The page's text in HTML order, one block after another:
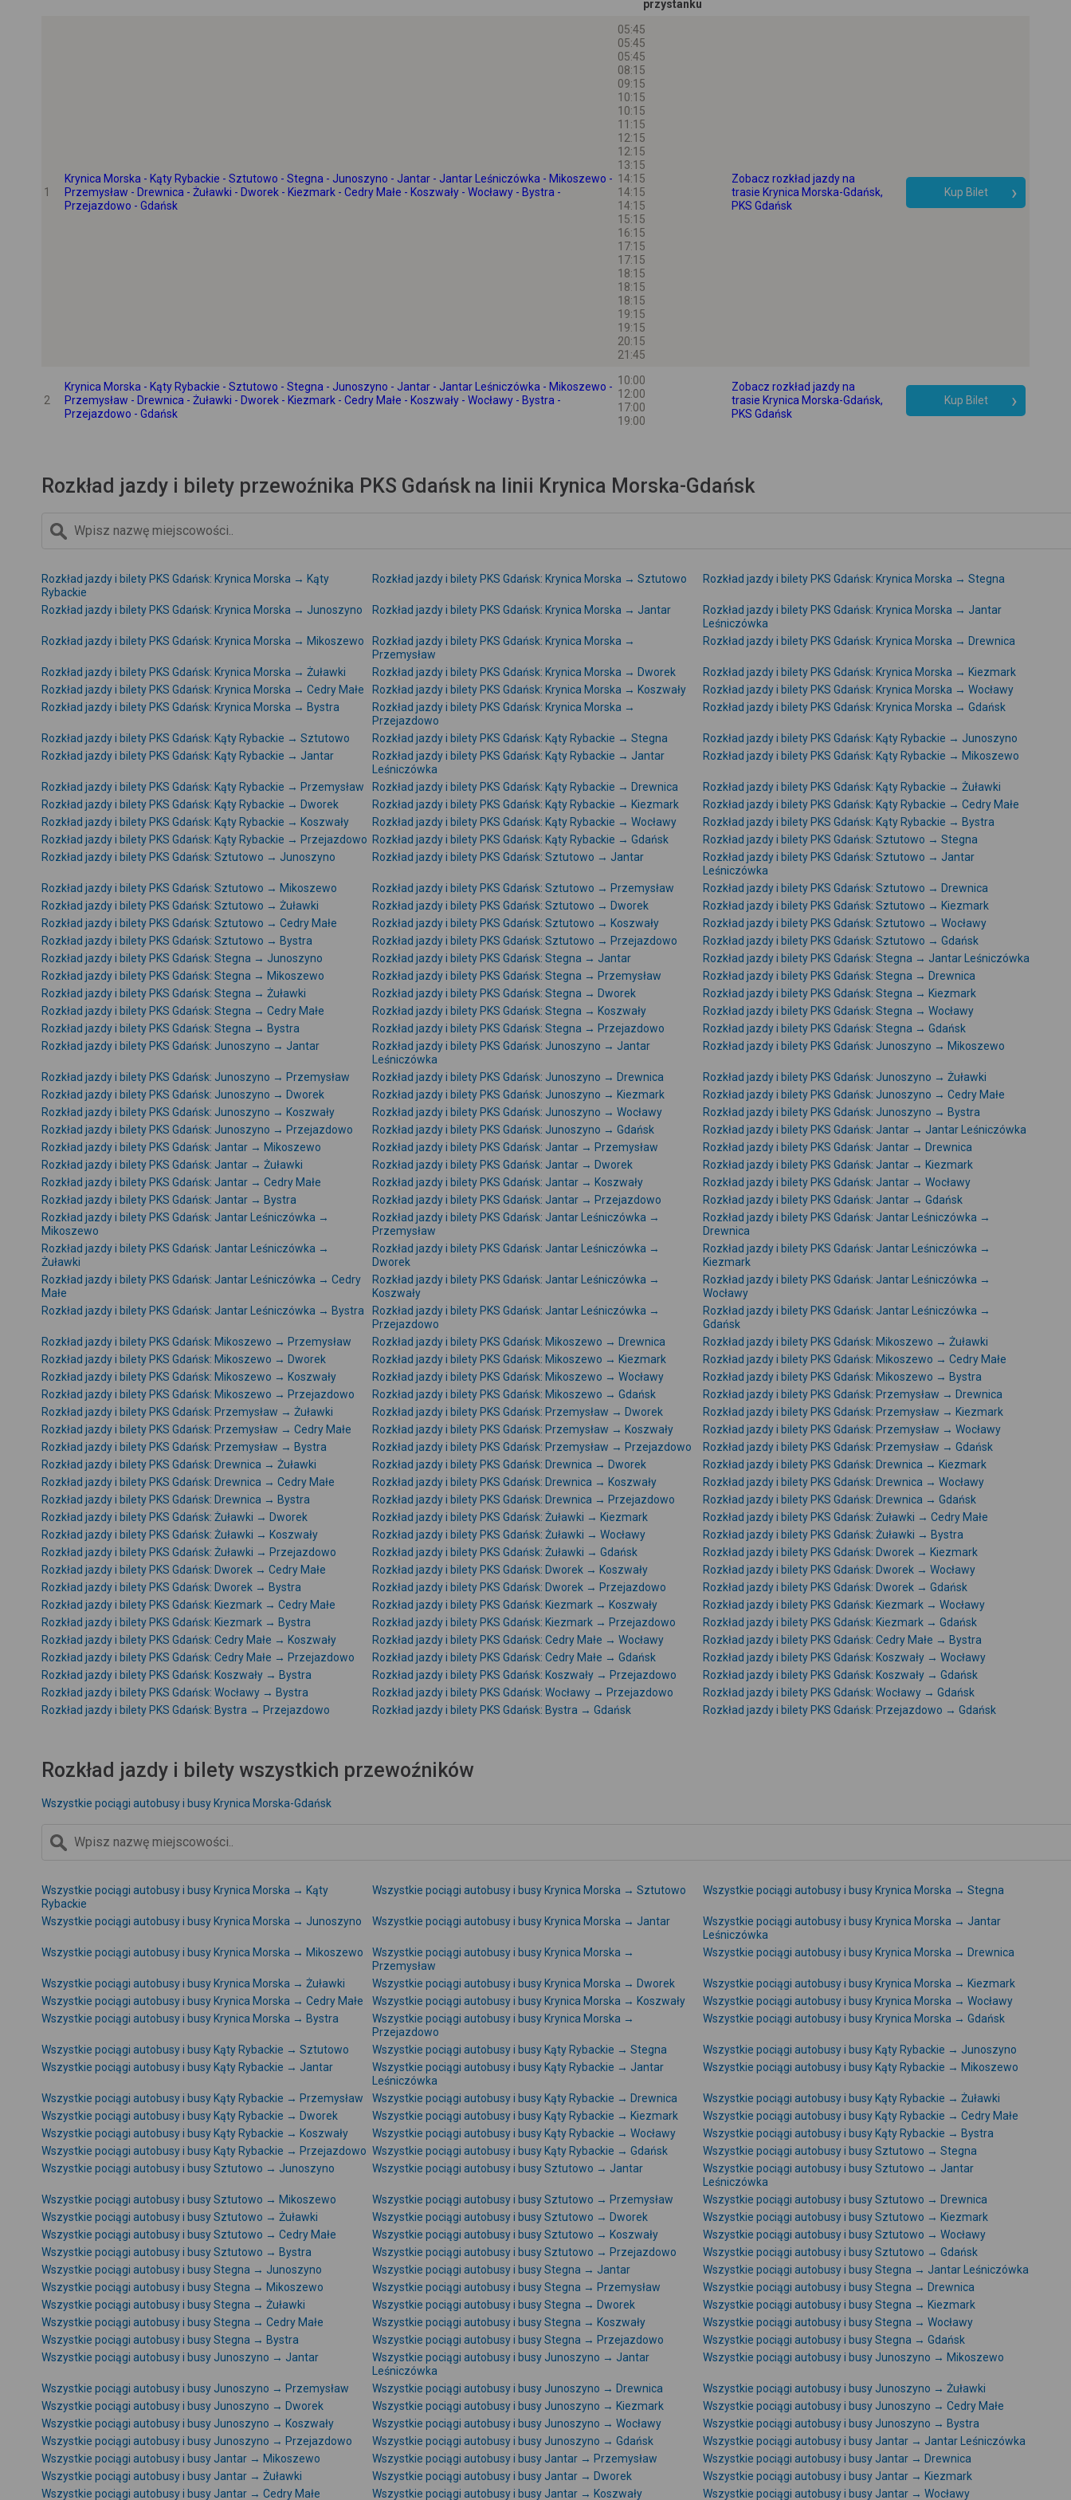
przystanku
1
Krynica Morska - Kąty Rybackie - Sztutowo - Stegna - Junoszyno - Jantar - Jantar Leśniczówka - Mikoszewo -
Przemysław - Drewnica - Żuławki - Dworek - Kiezmark - Cedry Małe - Koszwały - Wocławy - Bystra -
Przejazdowo - Gdańsk
05:45
05:45
05:45
08:15
09:15
10:15
10:15
11:15
12:15
12:15
13:15
14:15
14:15
14:15
15:15
16:15
17:15
17:15
18:15
18:15
18:15
19:15
19:15
20:15
21:45
Zobacz rozkład jazdy na
trasie Krynica Morska-Gdańsk,
PKS Gdańsk
Kup Bilet
2
Krynica Morska - Kąty Rybackie - Sztutowo - Stegna - Junoszyno - Jantar - Jantar Leśniczówka - Mikoszewo -
Przemysław - Drewnica - Żuławki - Dworek - Kiezmark - Cedry Małe - Koszwały - Wocławy - Bystra -
Przejazdowo - Gdańsk
10:00
12:00
17:00
19:00
Zobacz rozkład jazdy na
trasie Krynica Morska-Gdańsk,
PKS Gdańsk
Kup Bilet
Rozkład jazdy i bilety przewoźnika PKS Gdańsk na linii Krynica Morska-Gdańsk
Rozkład jazdy i bilety PKS Gdańsk: Krynica Morska → Kąty
Rybackie
Rozkład jazdy i bilety PKS Gdańsk: Krynica Morska → Sztutowo Rozkład jazdy i bilety PKS Gdańsk: Krynica Morska → Stegna
Rozkład jazdy i bilety PKS Gdańsk: Krynica Morska → Junoszyno Rozkład jazdy i bilety PKS Gdańsk: Krynica Morska → Jantar
Rozkład jazdy i bilety PKS Gdańsk: Krynica Morska → Jantar
Leśniczówka
Rozkład jazdy i bilety PKS Gdańsk: Krynica Morska → Mikoszewo
Rozkład jazdy i bilety PKS Gdańsk: Krynica Morska →
Przemysław
Rozkład jazdy i bilety PKS Gdańsk: Krynica Morska → Drewnica
Rozkład jazdy i bilety PKS Gdańsk: Krynica Morska → Żuławki Rozkład jazdy i bilety PKS Gdańsk: Krynica Morska → Dworek
Rozkład jazdy i bilety PKS Gdańsk: Krynica Morska → Kiezmark
Rozkład jazdy i bilety PKS Gdańsk: Krynica Morska → Cedry Małe
Rozkład jazdy i bilety PKS Gdańsk: Krynica Morska → Koszwały
Rozkład jazdy i bilety PKS Gdańsk: Krynica Morska → Wocławy
Rozkład jazdy i bilety PKS Gdańsk: Krynica Morska → Bystra
Rozkład jazdy i bilety PKS Gdańsk: Krynica Morska →
Przejazdowo
Rozkład jazdy i bilety PKS Gdańsk: Krynica Morska → Gdańsk
Rozkład jazdy i bilety PKS Gdańsk: Kąty Rybackie → Sztutowo Rozkład jazdy i bilety PKS Gdańsk: Kąty Rybackie → Stegna
Rozkład jazdy i bilety PKS Gdańsk: Kąty Rybackie → Junoszyno
Rozkład jazdy i bilety PKS Gdańsk: Kąty Rybackie → Jantar
Rozkład jazdy i bilety PKS Gdańsk: Kąty Rybackie → Jantar
Leśniczówka
Rozkład jazdy i bilety PKS Gdańsk: Kąty Rybackie → Mikoszewo
Rozkład jazdy i bilety PKS Gdańsk: Kąty Rybackie → Przemysław Rozkład jazdy i bilety PKS Gdańsk: Kąty Rybackie → Drewnica
Rozkład jazdy i bilety PKS Gdańsk: Kąty Rybackie → Żuławki
Rozkład jazdy i bilety PKS Gdańsk: Kąty Rybackie → Dworek
Rozkład jazdy i bilety PKS Gdańsk: Kąty Rybackie → Kiezmark
Rozkład jazdy i bilety PKS Gdańsk: Kąty Rybackie → Cedry Małe
Rozkład jazdy i bilety PKS Gdańsk: Kąty Rybackie → Koszwały
Rozkład jazdy i bilety PKS Gdańsk: Kąty Rybackie → Wocławy
Rozkład jazdy i bilety PKS Gdańsk: Kąty Rybackie → Bystra
Rozkład jazdy i bilety PKS Gdańsk: Kąty Rybackie → Przejazdowo Rozkład jazdy i bilety PKS Gdańsk: Kąty Rybackie → Gdańsk
Rozkład jazdy i bilety PKS Gdańsk: Sztutowo → Stegna
Rozkład jazdy i bilety PKS Gdańsk: Sztutowo → Junoszyno
Rozkład jazdy i bilety PKS Gdańsk: Sztutowo → Jantar
Rozkład jazdy i bilety PKS Gdańsk: Sztutowo → Jantar
Leśniczówka
Rozkład jazdy i bilety PKS Gdańsk: Sztutowo → Mikoszewo
Rozkład jazdy i bilety PKS Gdańsk: Sztutowo → Przemysław
Rozkład jazdy i bilety PKS Gdańsk: Sztutowo → Drewnica
Rozkład jazdy i bilety PKS Gdańsk: Sztutowo → Żuławki
Rozkład jazdy i bilety PKS Gdańsk: Sztutowo → Dworek
Rozkład jazdy i bilety PKS Gdańsk: Sztutowo → Kiezmark
Rozkład jazdy i bilety PKS Gdańsk: Sztutowo → Cedry Małe
Rozkład jazdy i bilety PKS Gdańsk: Sztutowo → Koszwały
Rozkład jazdy i bilety PKS Gdańsk: Sztutowo → Wocławy
Rozkład jazdy i bilety PKS Gdańsk: Sztutowo → Bystra
Rozkład jazdy i bilety PKS Gdańsk: Sztutowo → Przejazdowo
Rozkład jazdy i bilety PKS Gdańsk: Sztutowo → Gdańsk
Rozkład jazdy i bilety PKS Gdańsk: Stegna → Junoszyno
Rozkład jazdy i bilety PKS Gdańsk: Stegna → Jantar
Rozkład jazdy i bilety PKS Gdańsk: Stegna → Jantar Leśniczówka
Rozkład jazdy i bilety PKS Gdańsk: Stegna → Mikoszewo
Rozkład jazdy i bilety PKS Gdańsk: Stegna → Przemysław
Rozkład jazdy i bilety PKS Gdańsk: Stegna → Drewnica
Rozkład jazdy i bilety PKS Gdańsk: Stegna → Żuławki
Rozkład jazdy i bilety PKS Gdańsk: Stegna → Dworek
Rozkład jazdy i bilety PKS Gdańsk: Stegna → Kiezmark
Rozkład jazdy i bilety PKS Gdańsk: Stegna → Cedry Małe
Rozkład jazdy i bilety PKS Gdańsk: Stegna → Koszwały
Rozkład jazdy i bilety PKS Gdańsk: Stegna → Wocławy
Rozkład jazdy i bilety PKS Gdańsk: Stegna → Bystra
Rozkład jazdy i bilety PKS Gdańsk: Stegna → Przejazdowo
Rozkład jazdy i bilety PKS Gdańsk: Stegna → Gdańsk
Rozkład jazdy i bilety PKS Gdańsk: Junoszyno → Jantar
Rozkład jazdy i bilety PKS Gdańsk: Junoszyno → Jantar
Leśniczówka
Rozkład jazdy i bilety PKS Gdańsk: Junoszyno → Mikoszewo
Rozkład jazdy i bilety PKS Gdańsk: Junoszyno → Przemysław Rozkład jazdy i bilety PKS Gdańsk: Junoszyno → Drewnica
Rozkład jazdy i bilety PKS Gdańsk: Junoszyno → Żuławki
Rozkład jazdy i bilety PKS Gdańsk: Junoszyno → Dworek
Rozkład jazdy i bilety PKS Gdańsk: Junoszyno → Kiezmark
Rozkład jazdy i bilety PKS Gdańsk: Junoszyno → Cedry Małe
Rozkład jazdy i bilety PKS Gdańsk: Junoszyno → Koszwały
Rozkład jazdy i bilety PKS Gdańsk: Junoszyno → Wocławy
Rozkład jazdy i bilety PKS Gdańsk: Junoszyno → Bystra
Rozkład jazdy i bilety PKS Gdańsk: Junoszyno → Przejazdowo
Rozkład jazdy i bilety PKS Gdańsk: Junoszyno → Gdańsk
Rozkład jazdy i bilety PKS Gdańsk: Jantar → Jantar Leśniczówka
Rozkład jazdy i bilety PKS Gdańsk: Jantar → Mikoszewo
Rozkład jazdy i bilety PKS Gdańsk: Jantar → Przemysław
Rozkład jazdy i bilety PKS Gdańsk: Jantar → Drewnica
Rozkład jazdy i bilety PKS Gdańsk: Jantar → Żuławki
Rozkład jazdy i bilety PKS Gdańsk: Jantar → Dworek
Rozkład jazdy i bilety PKS Gdańsk: Jantar → Kiezmark
Rozkład jazdy i bilety PKS Gdańsk: Jantar → Cedry Małe
Rozkład jazdy i bilety PKS Gdańsk: Jantar → Koszwały
Rozkład jazdy i bilety PKS Gdańsk: Jantar → Wocławy
Rozkład jazdy i bilety PKS Gdańsk: Jantar → Bystra
Rozkład jazdy i bilety PKS Gdańsk: Jantar → Przejazdowo
Rozkład jazdy i bilety PKS Gdańsk: Jantar → Gdańsk
Rozkład jazdy i bilety PKS Gdańsk: Jantar Leśniczówka →
Mikoszewo
Rozkład jazdy i bilety PKS Gdańsk: Jantar Leśniczówka →
Przemysław
Rozkład jazdy i bilety PKS Gdańsk: Jantar Leśniczówka →
Drewnica
Rozkład jazdy i bilety PKS Gdańsk: Jantar Leśniczówka →
Żuławki
Rozkład jazdy i bilety PKS Gdańsk: Jantar Leśniczówka →
Dworek
Rozkład jazdy i bilety PKS Gdańsk: Jantar Leśniczówka →
Kiezmark
Rozkład jazdy i bilety PKS Gdańsk: Jantar Leśniczówka → Cedry
Małe
Rozkład jazdy i bilety PKS Gdańsk: Jantar Leśniczówka →
Koszwały
Rozkład jazdy i bilety PKS Gdańsk: Jantar Leśniczówka →
Wocławy
Rozkład jazdy i bilety PKS Gdańsk: Jantar Leśniczówka → Bystra
Rozkład jazdy i bilety PKS Gdańsk: Jantar Leśniczówka →
Przejazdowo
Rozkład jazdy i bilety PKS Gdańsk: Jantar Leśniczówka →
Gdańsk
Rozkład jazdy i bilety PKS Gdańsk: Mikoszewo → Przemysław
Rozkład jazdy i bilety PKS Gdańsk: Mikoszewo → Drewnica
Rozkład jazdy i bilety PKS Gdańsk: Mikoszewo → Żuławki
Rozkład jazdy i bilety PKS Gdańsk: Mikoszewo → Dworek
Rozkład jazdy i bilety PKS Gdańsk: Mikoszewo → Kiezmark
Rozkład jazdy i bilety PKS Gdańsk: Mikoszewo → Cedry Małe
Rozkład jazdy i bilety PKS Gdańsk: Mikoszewo → Koszwały
Rozkład jazdy i bilety PKS Gdańsk: Mikoszewo → Wocławy
Rozkład jazdy i bilety PKS Gdańsk: Mikoszewo → Bystra
Rozkład jazdy i bilety PKS Gdańsk: Mikoszewo → Przejazdowo
Rozkład jazdy i bilety PKS Gdańsk: Mikoszewo → Gdańsk
Rozkład jazdy i bilety PKS Gdańsk: Przemysław → Drewnica
Rozkład jazdy i bilety PKS Gdańsk: Przemysław → Żuławki
Rozkład jazdy i bilety PKS Gdańsk: Przemysław → Dworek
Rozkład jazdy i bilety PKS Gdańsk: Przemysław → Kiezmark
Rozkład jazdy i bilety PKS Gdańsk: Przemysław → Cedry Małe
Rozkład jazdy i bilety PKS Gdańsk: Przemysław → Koszwały
Rozkład jazdy i bilety PKS Gdańsk: Przemysław → Wocławy
Rozkład jazdy i bilety PKS Gdańsk: Przemysław → Bystra
Rozkład jazdy i bilety PKS Gdańsk: Przemysław → Przejazdowo
Rozkład jazdy i bilety PKS Gdańsk: Przemysław → Gdańsk
Rozkład jazdy i bilety PKS Gdańsk: Drewnica → Żuławki
Rozkład jazdy i bilety PKS Gdańsk: Drewnica → Dworek
Rozkład jazdy i bilety PKS Gdańsk: Drewnica → Kiezmark
Rozkład jazdy i bilety PKS Gdańsk: Drewnica → Cedry Małe
Rozkład jazdy i bilety PKS Gdańsk: Drewnica → Koszwały
Rozkład jazdy i bilety PKS Gdańsk: Drewnica → Wocławy
Rozkład jazdy i bilety PKS Gdańsk: Drewnica → Bystra
Rozkład jazdy i bilety PKS Gdańsk: Drewnica → Przejazdowo
Rozkład jazdy i bilety PKS Gdańsk: Drewnica → Gdańsk
Rozkład jazdy i bilety PKS Gdańsk: Żuławki → Dworek
Rozkład jazdy i bilety PKS Gdańsk: Żuławki → Kiezmark
Rozkład jazdy i bilety PKS Gdańsk: Żuławki → Cedry Małe
Rozkład jazdy i bilety PKS Gdańsk: Żuławki → Koszwały
Rozkład jazdy i bilety PKS Gdańsk: Żuławki → Wocławy
Rozkład jazdy i bilety PKS Gdańsk: Żuławki → Bystra
Rozkład jazdy i bilety PKS Gdańsk: Żuławki → Przejazdowo
Rozkład jazdy i bilety PKS Gdańsk: Żuławki → Gdańsk
Rozkład jazdy i bilety PKS Gdańsk: Dworek → Kiezmark
Rozkład jazdy i bilety PKS Gdańsk: Dworek → Cedry Małe
Rozkład jazdy i bilety PKS Gdańsk: Dworek → Koszwały
Rozkład jazdy i bilety PKS Gdańsk: Dworek → Wocławy
Rozkład jazdy i bilety PKS Gdańsk: Dworek → Bystra
Rozkład jazdy i bilety PKS Gdańsk: Dworek → Przejazdowo
Rozkład jazdy i bilety PKS Gdańsk: Dworek → Gdańsk
Rozkład jazdy i bilety PKS Gdańsk: Kiezmark → Cedry Małe
Rozkład jazdy i bilety PKS Gdańsk: Kiezmark → Koszwały
Rozkład jazdy i bilety PKS Gdańsk: Kiezmark → Wocławy
Rozkład jazdy i bilety PKS Gdańsk: Kiezmark → Bystra
Rozkład jazdy i bilety PKS Gdańsk: Kiezmark → Przejazdowo
Rozkład jazdy i bilety PKS Gdańsk: Kiezmark → Gdańsk
Rozkład jazdy i bilety PKS Gdańsk: Cedry Małe → Koszwały
Rozkład jazdy i bilety PKS Gdańsk: Cedry Małe → Wocławy
Rozkład jazdy i bilety PKS Gdańsk: Cedry Małe → Bystra
Rozkład jazdy i bilety PKS Gdańsk: Cedry Małe → Przejazdowo
Rozkład jazdy i bilety PKS Gdańsk: Cedry Małe → Gdańsk
Rozkład jazdy i bilety PKS Gdańsk: Koszwały → Wocławy
Rozkład jazdy i bilety PKS Gdańsk: Koszwały → Bystra
Rozkład jazdy i bilety PKS Gdańsk: Koszwały → Przejazdowo
Rozkład jazdy i bilety PKS Gdańsk: Koszwały → Gdańsk
Rozkład jazdy i bilety PKS Gdańsk: Wocławy → Bystra
Rozkład jazdy i bilety PKS Gdańsk: Wocławy → Przejazdowo
Rozkład jazdy i bilety PKS Gdańsk: Wocławy → Gdańsk
Rozkład jazdy i bilety PKS Gdańsk: Bystra → Przejazdowo
Rozkład jazdy i bilety PKS Gdańsk: Bystra → Gdańsk Rozkład jazdy i bilety PKS Gdańsk: Przejazdowo → Gdańsk
Rozkład jazdy i bilety wszystkich przewoźników
Wszystkie pociągi autobusy i busy Krynica Morska-Gdańsk
Wszystkie pociągi autobusy i busy Krynica Morska → Kąty
Rybackie
Wszystkie pociągi autobusy i busy Krynica Morska → Sztutowo Wszystkie pociągi autobusy i busy Krynica Morska → Stegna
Wszystkie pociągi autobusy i busy Krynica Morska → Junoszyno Wszystkie pociągi autobusy i busy Krynica Morska → Jantar
Wszystkie pociągi autobusy i busy Krynica Morska → Jantar
Leśniczówka
Wszystkie pociągi autobusy i busy Krynica Morska → Mikoszewo
Wszystkie pociągi autobusy i busy Krynica Morska →
Przemysław
Wszystkie pociągi autobusy i busy Krynica Morska → Drewnica
Wszystkie pociągi autobusy i busy Krynica Morska → Żuławki Wszystkie pociągi autobusy i busy Krynica Morska → Dworek
Wszystkie pociągi autobusy i busy Krynica Morska → Kiezmark
Wszystkie pociągi autobusy i busy Krynica Morska → Cedry Małe
Wszystkie pociągi autobusy i busy Krynica Morska → Koszwały
Wszystkie pociągi autobusy i busy Krynica Morska → Wocławy
Wszystkie pociągi autobusy i busy Krynica Morska → Bystra
Wszystkie pociągi autobusy i busy Krynica Morska →
Przejazdowo
Wszystkie pociągi autobusy i busy Krynica Morska → Gdańsk
Wszystkie pociągi autobusy i busy Kąty Rybackie → Sztutowo Wszystkie pociągi autobusy i busy Kąty Rybackie → Stegna
Wszystkie pociągi autobusy i busy Kąty Rybackie → Junoszyno
Wszystkie pociągi autobusy i busy Kąty Rybackie → Jantar
Wszystkie pociągi autobusy i busy Kąty Rybackie → Jantar
Leśniczówka
Wszystkie pociągi autobusy i busy Kąty Rybackie → Mikoszewo
Wszystkie pociągi autobusy i busy Kąty Rybackie → Przemysław Wszystkie pociągi autobusy i busy Kąty Rybackie → Drewnica
Wszystkie pociągi autobusy i busy Kąty Rybackie → Żuławki
Wszystkie pociągi autobusy i busy Kąty Rybackie → Dworek
Wszystkie pociągi autobusy i busy Kąty Rybackie → Kiezmark
Wszystkie pociągi autobusy i busy Kąty Rybackie → Cedry Małe
Wszystkie pociągi autobusy i busy Kąty Rybackie → Koszwały
Wszystkie pociągi autobusy i busy Kąty Rybackie → Wocławy
Wszystkie pociągi autobusy i busy Kąty Rybackie → Bystra
Wszystkie pociągi autobusy i busy Kąty Rybackie → Przejazdowo Wszystkie pociągi autobusy i busy Kąty Rybackie → Gdańsk
Wszystkie pociągi autobusy i busy Sztutowo → Stegna
Wszystkie pociągi autobusy i busy Sztutowo → Junoszyno
Wszystkie pociągi autobusy i busy Sztutowo → Jantar
Wszystkie pociągi autobusy i busy Sztutowo → Jantar
Leśniczówka
Wszystkie pociągi autobusy i busy Sztutowo → Mikoszewo
Wszystkie pociągi autobusy i busy Sztutowo → Przemysław
Wszystkie pociągi autobusy i busy Sztutowo → Drewnica
Wszystkie pociągi autobusy i busy Sztutowo → Żuławki
Wszystkie pociągi autobusy i busy Sztutowo → Dworek
Wszystkie pociągi autobusy i busy Sztutowo → Kiezmark
Wszystkie pociągi autobusy i busy Sztutowo → Cedry Małe
Wszystkie pociągi autobusy i busy Sztutowo → Koszwały
Wszystkie pociągi autobusy i busy Sztutowo → Wocławy
Wszystkie pociągi autobusy i busy Sztutowo → Bystra
Wszystkie pociągi autobusy i busy Sztutowo → Przejazdowo
Wszystkie pociągi autobusy i busy Sztutowo → Gdańsk
Wszystkie pociągi autobusy i busy Stegna → Junoszyno
Wszystkie pociągi autobusy i busy Stegna → Jantar
Wszystkie pociągi autobusy i busy Stegna → Jantar Leśniczówka
Wszystkie pociągi autobusy i busy Stegna → Mikoszewo
Wszystkie pociągi autobusy i busy Stegna → Przemysław
Wszystkie pociągi autobusy i busy Stegna → Drewnica
Wszystkie pociągi autobusy i busy Stegna → Żuławki
Wszystkie pociągi autobusy i busy Stegna → Dworek
Wszystkie pociągi autobusy i busy Stegna → Kiezmark
Wszystkie pociągi autobusy i busy Stegna → Cedry Małe
Wszystkie pociągi autobusy i busy Stegna → Koszwały
Wszystkie pociągi autobusy i busy Stegna → Wocławy
Wszystkie pociągi autobusy i busy Stegna → Bystra
Wszystkie pociągi autobusy i busy Stegna → Przejazdowo
Wszystkie pociągi autobusy i busy Stegna → Gdańsk
Wszystkie pociągi autobusy i busy Junoszyno → Jantar
Wszystkie pociągi autobusy i busy Junoszyno → Jantar
Leśniczówka
Wszystkie pociągi autobusy i busy Junoszyno → Mikoszewo
Wszystkie pociągi autobusy i busy Junoszyno → Przemysław Wszystkie pociągi autobusy i busy Junoszyno → Drewnica
Wszystkie pociągi autobusy i busy Junoszyno → Żuławki
Wszystkie pociągi autobusy i busy Junoszyno → Dworek
Wszystkie pociągi autobusy i busy Junoszyno → Kiezmark
Wszystkie pociągi autobusy i busy Junoszyno → Cedry Małe
Wszystkie pociągi autobusy i busy Junoszyno → Koszwały
Wszystkie pociągi autobusy i busy Junoszyno → Wocławy
Wszystkie pociągi autobusy i busy Junoszyno → Bystra
Wszystkie pociągi autobusy i busy Junoszyno → Przejazdowo
Wszystkie pociągi autobusy i busy Junoszyno → Gdańsk
Wszystkie pociągi autobusy i busy Jantar → Jantar Leśniczówka
Wszystkie pociągi autobusy i busy Jantar → Mikoszewo
Wszystkie pociągi autobusy i busy Jantar → Przemysław
Wszystkie pociągi autobusy i busy Jantar → Drewnica
Wszystkie pociągi autobusy i busy Jantar → Żuławki
Wszystkie pociągi autobusy i busy Jantar → Dworek
Wszystkie pociągi autobusy i busy Jantar → Kiezmark
Wszystkie pociągi autobusy i busy Jantar → Cedry Małe
Wszystkie pociągi autobusy i busy Jantar → Koszwały Wszystkie pociągi autobusy i busy Jantar → Wocławy